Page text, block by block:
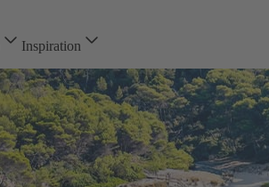
Inspiration